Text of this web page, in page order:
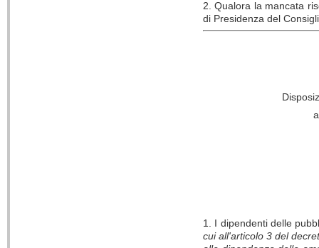
2. Qualora la mancata
di Presidenza del
1. I dipendenti delle
cui all'articolo 3 del